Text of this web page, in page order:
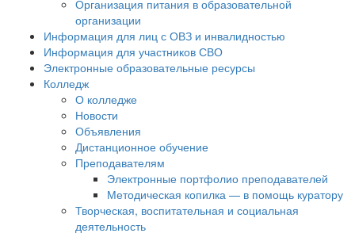
Организация питания в образовательной
организации
Информация для лиц с ОВЗ и инвалидностью
Информация для участников СВО
Электронные образовательные ресурсы
Колледж
О колледже
Новости
Объявления
Дистанционное обучение
Преподавателям
Электронные портфолио преподавателей
Методическая копилка — в помощь куратору
Творческая, воспитательная и социальная
деятельность